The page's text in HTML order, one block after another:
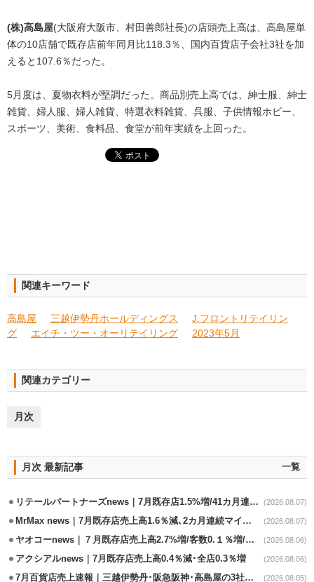
(株)高島屋(大阪府大阪市、村田善郎社長)の店頭売上高は、高島屋単
体の10店舗で既存店前年同月比118.3％、国内百貨店子会社3社を加
えると107.6％だった。
5月度は、夏物衣料が堅調だった。商品別売上高では、紳士服、紳士
雑貨、婦人服、婦人雑貨、特選衣料雑貨、呉服、子供情報ホビー、
スポーツ、美術、食料品、食堂が前年実績を上回った。
関連キーワード
高島屋 三越伊勢丹ホールディングス
J.フロントリテイリン
グ
エイチ・ツー・オーリテイリング 2023年5月
関連カテゴリー
月次
月次 最新記事 一覧
リテールパートナーズnews｜7月既存店1.5%増/41カ月連続増 (2026.08.07)
MrMax news｜7月既存店売上高1.6％減､2カ月連続マイナス (2026.08.07)
ヤオコーnews｜７月既存店売上高2.7%増/客数0.１％増/客単価2.6％増 (2026.08.06)
アクシアルnews｜7月既存店売上高0.4％減･全店0.3％増 (2026.08.06)
7月百貨店売上速報｜三越伊勢丹･阪急阪神･高島屋の3社は増収 (2026.08.05)